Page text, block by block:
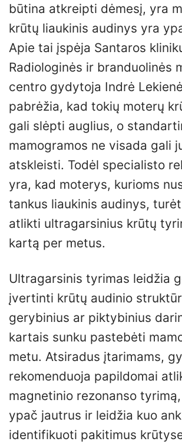
būtina atkreipti dėmesį, yra
krūtų liaukinis audinys yra
Apie tai įspėja Santaros
Radiologinės ir branduolinės
centro gydytoja Indrė
pabrėžia, kad tokių moterų
gali slėpti auglius, o
mamogramos ne visada gali
atskleisti. Todėl specialisto
yra, kad moterys, kurioms
tankus liaukinis audinys,
atlikti ultragarsinius krūtų
kartą per metus.
Ultragarsinis tyrimas leidžia
įvertinti krūtų audinio
gerybinius ar piktybinius
kartais sunku pastebėti
metu. Atsiradus įtarimams,
rekomenduoja papildomai
magnetinio rezonanso
ypač jautrus ir leidžia kuo
identifikuoti pakitimus